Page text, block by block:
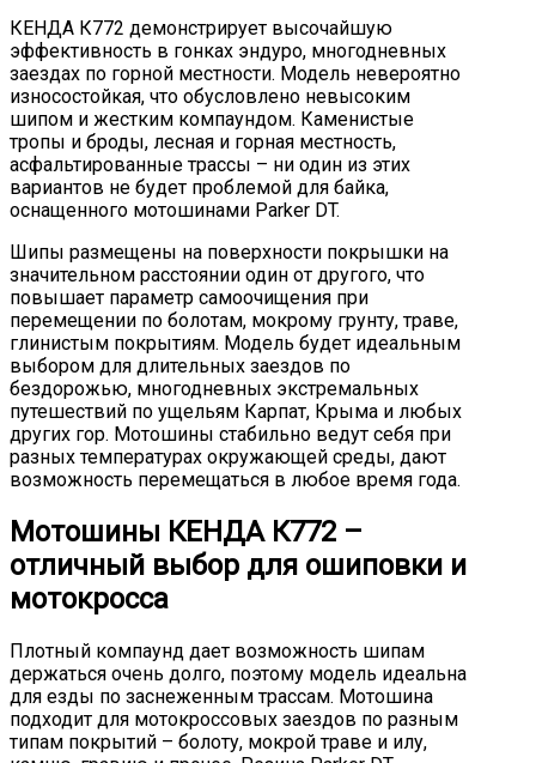
КЕНДА К772 демонстрирует высочайшую
эффективность в гонках эндуро, многодневных
заездах по горной местности. Модель невероятно
износостойкая, что обусловлено невысоким
шипом и жестким компаундом. Каменистые
тропы и броды, лесная и горная местность,
асфальтированные трассы – ни один из этих
вариантов не будет проблемой для байка,
оснащенного мотошинами Parker DT.
Шипы размещены на поверхности покрышки на
значительном расстоянии один от другого, что
повышает параметр самоочищения при
перемещении по болотам, мокрому грунту, траве,
глинистым покрытиям. Модель будет идеальным
выбором для длительных заездов по
бездорожью, многодневных экстремальных
путешествий по ущельям Карпат, Крыма и любых
других гор. Мотошины стабильно ведут себя при
разных температурах окружающей среды, дают
возможность перемещаться в любое время года.
Мотошины КЕНДА К772 –
отличный выбор для ошиповки и
мотокросса
Плотный компаунд дает возможность шипам
держаться очень долго, поэтому модель идеальна
для езды по заснеженным трассам. Мотошина
подходит для мотокроссовых заездов по разным
типам покрытий – болоту, мокрой траве и илу,